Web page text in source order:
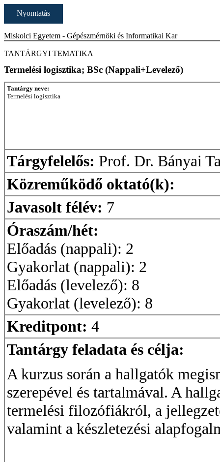
Nyomtatás
Miskolci Egyetem - Gépészmérnöki és Informatikai Kar
TANTÁRGYI TEMATIKA
Termelési logisztika; BSc (Nappali+Levelező)
Tantárgy neve:
Termelési logisztika
Tárgyfelelős: Prof. Dr. Bányai
Közreműködő oktató(k):
Javasolt félév: 7
Óraszám/hét:
Előadás (nappali): 2
Gyakorlat (nappali): 2
Előadás (levelező): 8
Gyakorlat (levelező): 8
Kreditpont: 4
Tantárgy feladata és célja:
A kurzus során a hallgatók
szerepével és tartalmával. A
termelési filozófiákról, a
valamint a készletezési